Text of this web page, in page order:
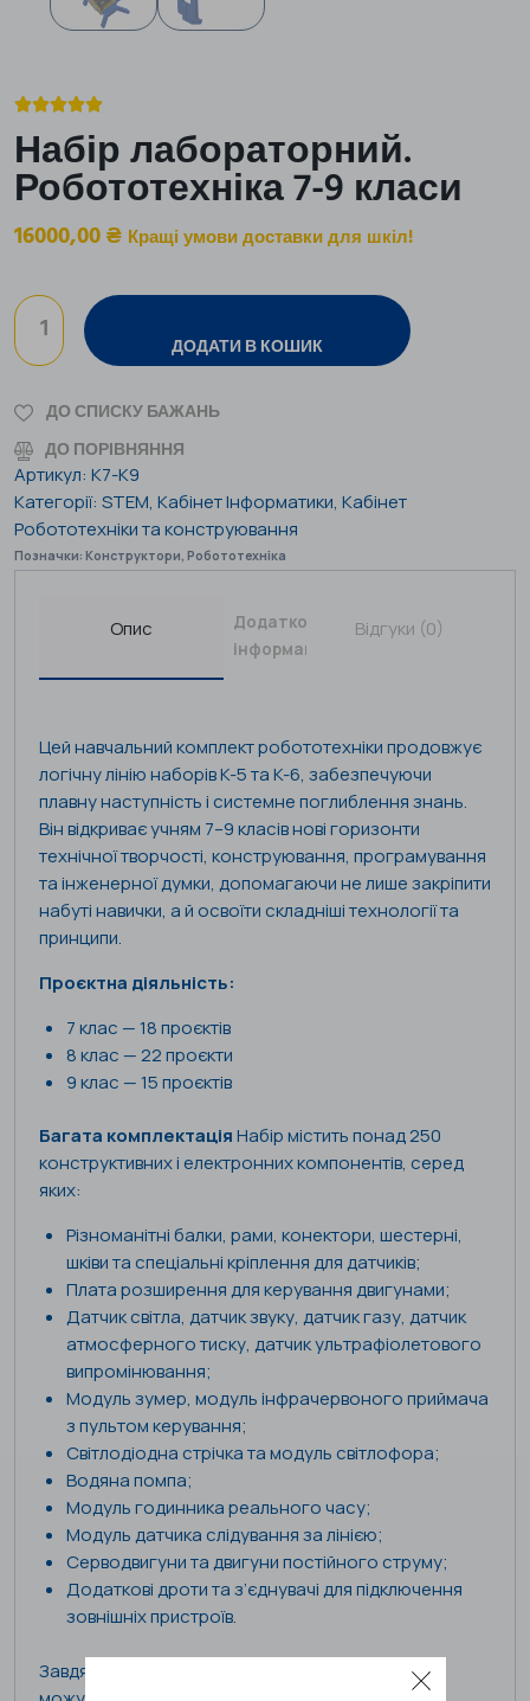

Набір лабораторний.
Робототехніка 7-9 класи
16000,00₴ Кращі умови доставки для шкіл!
ДОДАТИ В КОШИК
ДО СПИСКУ БАЖАНЬ
ДО ПОРІВНЯННЯ
Артикул: К7-К9
Категорії: STEM, Кабінет Інформатики, Кабінет
Робототехніки та конструювання
Позначки: Конструктори Робототехніка
Опис
Додаткова
інформація
Відгуки (0)
Цей навчальний комплект робототехніки продовжує
логічну лінію наборів K-5 та K-6, забезпечуючи
плавну наступність і системне поглиблення знань.
Він відкриває учням 7–9 класів нові горизонти
технічної творчості, конструювання, програмування
та інженерної думки, допомагаючи не лише закріпити
набуті навички, а й освоїти складніші технології та
принципи.
Проєктна діяльність:
7 клас — 18 проєктів
8 клас — 22 проєкти
9 клас — 15 проєктів
Багата комплектаціяНабір містить понад 250
конструктивних і електронних компонентів, серед
яких:
Різноманітні балки, рами, конектори, шестерні,
шківи та спеціальні кріплення для датчиків;
Плата розширення для керування двигунами;
Датчик світла, датчик звуку, датчик газу, датчик
атмосферного тиску, датчик ультрафіолетового
випромінювання;
Модуль зумер, модуль інфрачервоного приймача
з пультом керування;
Світлодіодна стрічка та модуль світлофора;
Водяна помпа;
Модуль годинника реального часу;
Модуль датчика слідування за лінією;
Серводвигуни та двигуни постійного струму;
Додаткові дроти та з’єднувачі для підключення
зовнішніх пристроїв.
Завдяки розширеному набору компонентів учні